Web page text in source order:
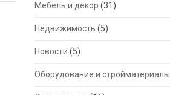
Мебель и декор (31)
Недвижимость (5)
Новости (5)
Оборудование и стройматериалы